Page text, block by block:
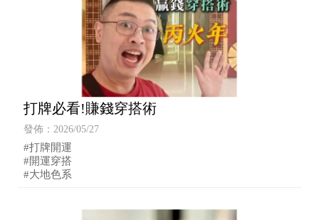
打牌必看!賺錢穿搭術
發佈：2026/05/27
#打牌開運
#開運穿搭
#大地色系